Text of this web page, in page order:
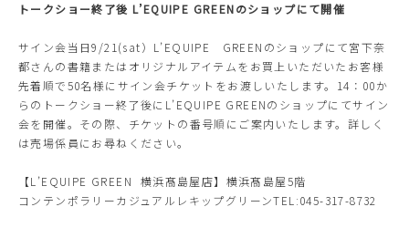
トークショー終了後 L’EQUIPE GREENのショップにて開催
サイン会当日9/21(sat）L’EQUIPE GREENのショップにて宮下奈
都さんの書籍またはオリジナルアイテムをお買上いただいたお客様
先着順で50名様にサイン会チケットをお渡しいたします。14：00か
らのトークショー終了後にL’EQUIPE GREENのショップにてサイン
会を開催。その際、チケットの番号順にご案内いたします。詳しく
は売場係員にお尋ねください。
【L’EQUIPE GREEN 横浜髙島屋店】横浜髙島屋5階
コンテンポラリーカジュアルレキップグリーンTEL:045-317-8732